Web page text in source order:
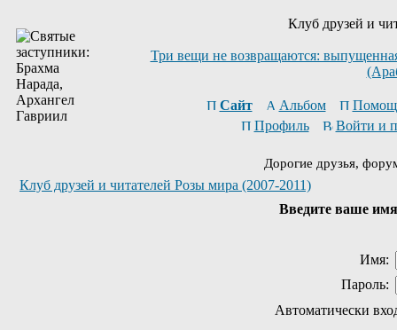
Клуб друзей и
Три вещи не возвращаются:
Сайт Альбом
Профиль
Войти и
Дорогие друзья,
Клуб друзей и читателей Розы мира (2007-2011)
Введите ваше
Имя:
Пароль:
Автоматически